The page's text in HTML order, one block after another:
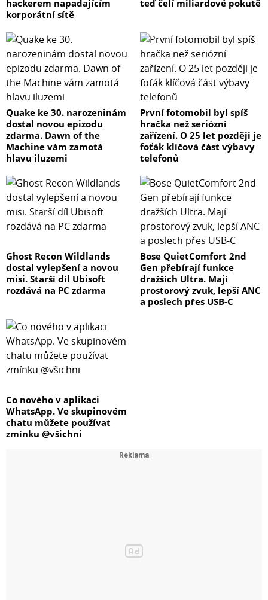
hackerem napadajícím
korporátní sítě
teď čelí miliardové pokutě
Quake ke 30. narozeninám
dostal novou epizodu
zdarma. Dawn of the
Machine vám zamotá
hlavu iluzemi
První fotomobil byl spíš
hračka než seriózní
zařízení. O 25 let později je
foťák klíčová část výbavy
telefonů
Ghost Recon Wildlands
dostal vylepšení a novou
misi. Starší díl Ubisoft
rozdává na PC zdarma
Bose QuietComfort 2nd
Gen přebírají funkce
dražších Ultra. Mají
prostorový zvuk, lepší ANC
a poslech přes USB-C
Co nového v aplikaci
WhatsApp. Ve skupinovém
chatu můžete používat
zmínku @všichni